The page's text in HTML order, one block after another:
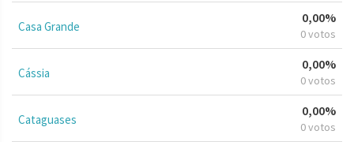
Casa Grande
0,00%
0 votos
Cássia
0,00%
0 votos
Cataguases
0,00%
0 votos